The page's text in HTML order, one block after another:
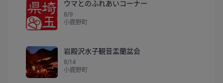
ウマとのふれあいコーナー
8/9
小鹿野町
岩殿沢水子観音盂蘭盆会
8/14
小鹿野町